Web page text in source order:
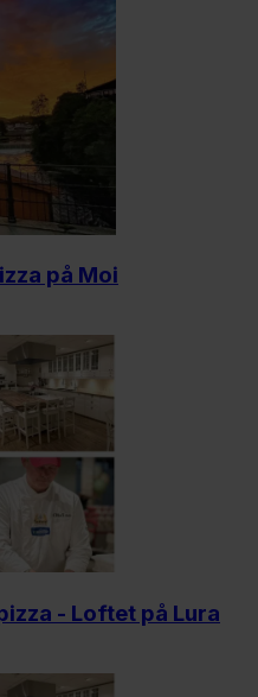
på Moi
- Loftet på Lura